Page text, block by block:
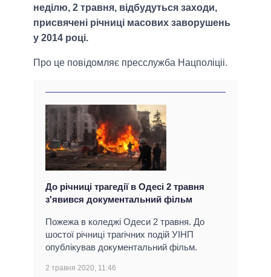
неділю, 2 травня, відбудуться заходи,
присвячені річниці масових заворушень
у 2014 році.
Про це повідомляє пресслужба Нацполіціі.
До річниці трагедії в Одесі 2 травня
з'явився документальний фільм
Пожежа в коледжі Одеси 2 травня. До
шостої річниці трагічних подій УІНП
опублікував документальний фільм.
2 травня 2020, 11:46